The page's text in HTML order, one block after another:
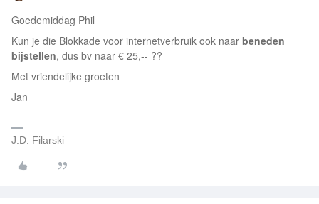
Goedemiddag Phil
Kun je die Blokkade voor internetverbruik ook naar beneden
bijstellen, dus bv naar € 25,-- ??
Met vriendelijke groeten
Jan
J.D. Filarski